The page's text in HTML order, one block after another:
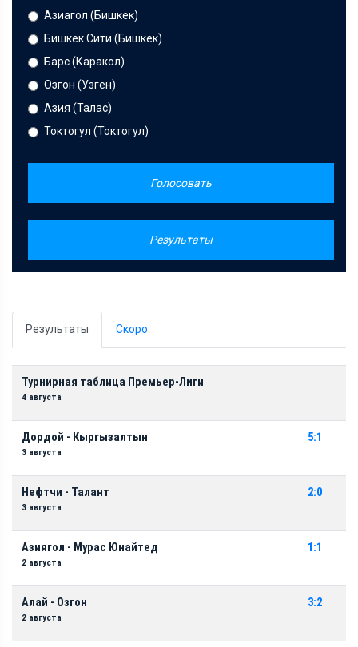
Азиагол (Бишкек)
Бишкек Сити (Бишкек)
Барс (Каракол)
Озгон (Узген)
Азия (Талас)
Токтогул (Токтогул)
Голосовать
Результаты
Результаты Скоро
Турнирная таблица Премьер-Лиги
4 августа
Дордой - Кыргызалтын
3 августа
5:1
Нефтчи - Талант
3 августа
2:0
Азиягол - Мурас Юнайтед
2 августа
1:1
Алай - Озгон
2 августа
3:2